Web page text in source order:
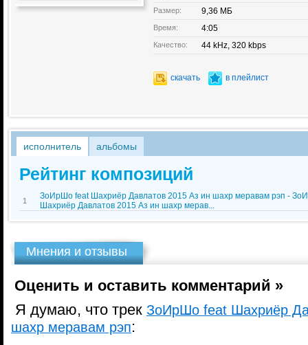
Размер: 9,36 МБ
Время: 4:05
Качество: 44 kHz, 320 kbps
скачать в плейлист
исполнитель альбомы
Рейтинг композиций
1
ЗоИрШо feat Шахриёр Давлатов 2015 Аз ин шахр меравам рэп -
Шахриёр Давлатов 2015 Аз ин шахр мерав...
Мнения и отзывы
Оценить и оставить комментарий »
Я думаю, что трек ЗоИрШо feat Шахриёр
шахр меравам рэп: